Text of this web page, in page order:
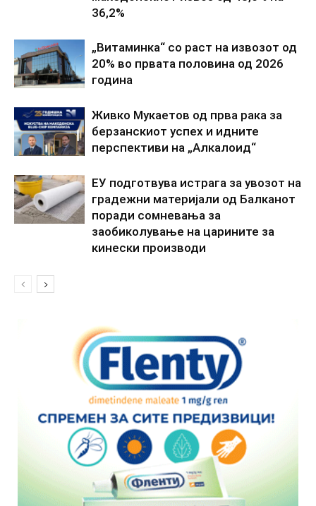
36,2%
„Витаминка“ со раст на извозот од
20% во првата половина од 2026
година
Живко Мукаетов од прва рака за
берзанскиот успех и идните
перспективи на „Алкалоид“
ЕУ подготвува истрага за увозот на
градежни материјали од Балканот
поради сомневања за
заобиколување на царините за
кинески производи